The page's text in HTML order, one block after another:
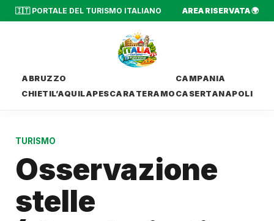
🇮🇹 PORTALE DEL TURISMO ITALIANO AREA RISERVATA 🌍
ABRUZZO
CHIETIL’AQUILAPESCARA TERAMO
CAMPANIA
CASERTANAPOLI
TURISMO
Osservazione
stelle